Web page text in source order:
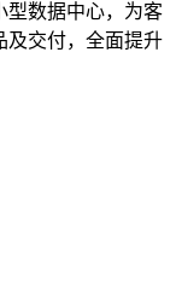
型数据中心，为客
及交付，全面提升